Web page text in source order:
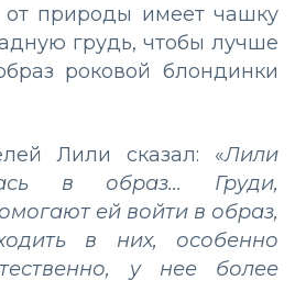
от природы имеет чашку
грудь, чтобы лучше
роковой блондинки
Лили сказал: «Лили
в образ... Груди,
ей войти в образ,
в них, особенно
у нее более